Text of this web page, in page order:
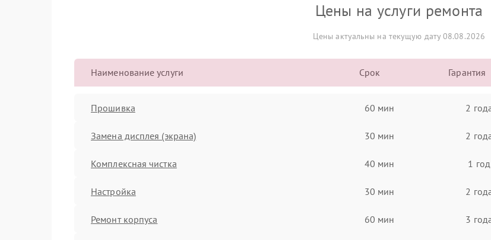
Цены на услуги ремонта
Цены актуальны на текущую дату 08.08.2026
Наименование услуги Срок Гарантия
Прошивка 60 мин 2
Замена дисплея (экрана) 30 мин 2
Комплексная чистка 40 мин 1 год
Настройка 30 мин 2
Ремонт корпуса 60 мин 3